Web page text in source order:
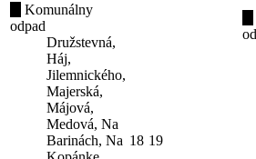
Komunálny
odpad
Družstevná,
Háj,
Jilemnického,
Majerská,
Májová,
Medová, Na
Barinách, Na 18 19